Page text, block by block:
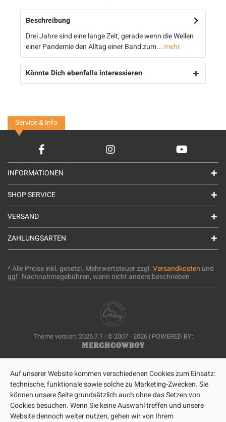
Beschreibung
Drei Jahre sind eine lange Zeit, gerade wenn die Wellen
einer Pandemie den Alltag einer Band zum... mehr
Könnte Dich ebenfalls interessieren
Service & Info
INFORMATIONEN
SHOP SERVICE
VERSAND
ZAHLUNGSARTEN
* Alle Preise inkl. gesetzl. Mehrwertsteuer zzgl.Versandkosten und
ggf. Nachnahmegebühren, wenn nicht anders beschrieben
Theme version: 2026.7.1 | © 2007 - 2026 | POWERED BY:
Auf unserer Website kommen verschiedenen Cookies zum Einsatz:
technische, funktionale sowie solche zu Marketing-Zwecken. Sie
können unsere Seite grundsätzlich auch ohne das Setzen von
Cookies besuchen. Wenn Sie keine Auswahl treffen und unsere
Website dennoch weiter nutzen, gehen wir von Ihrem